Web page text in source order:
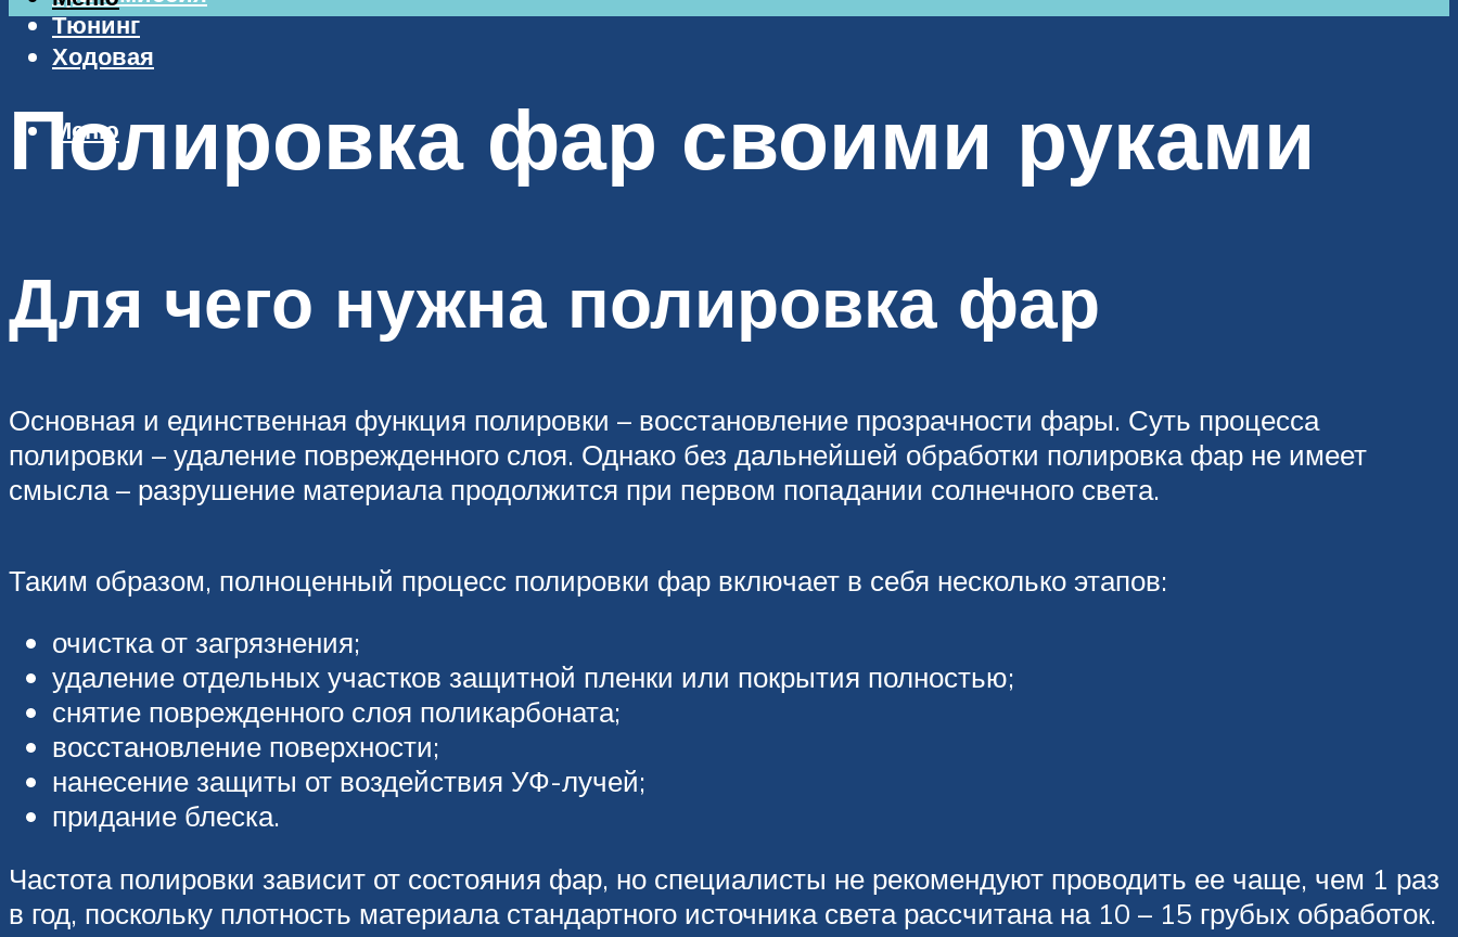
Тюнинг
Ходовая
Меню
Полировка фар своими руками
Для чего нужна полировка фар
Основная и единственная функция полировки – восстановление прозрачности фары. Суть процесса
полировки – удаление поврежденного слоя. Однако без дальнейшей обработки полировка фар не имеет
смысла – разрушение материала продолжится при первом попадании солнечного света.
Таким образом, полноценный процесс полировки фар включает в себя несколько этапов:
очистка от загрязнения;
удаление отдельных участков защитной пленки или покрытия полностью;
снятие поврежденного слоя поликарбоната;
восстановление поверхности;
нанесение защиты от воздействия УФ-лучей;
придание блеска.
Частота полировки зависит от состояния фар, но специалисты не рекомендуют проводить ее чаще, чем 1 раз
в год, поскольку плотность материала стандартного источника света рассчитана на 10 – 15 грубых обработок.